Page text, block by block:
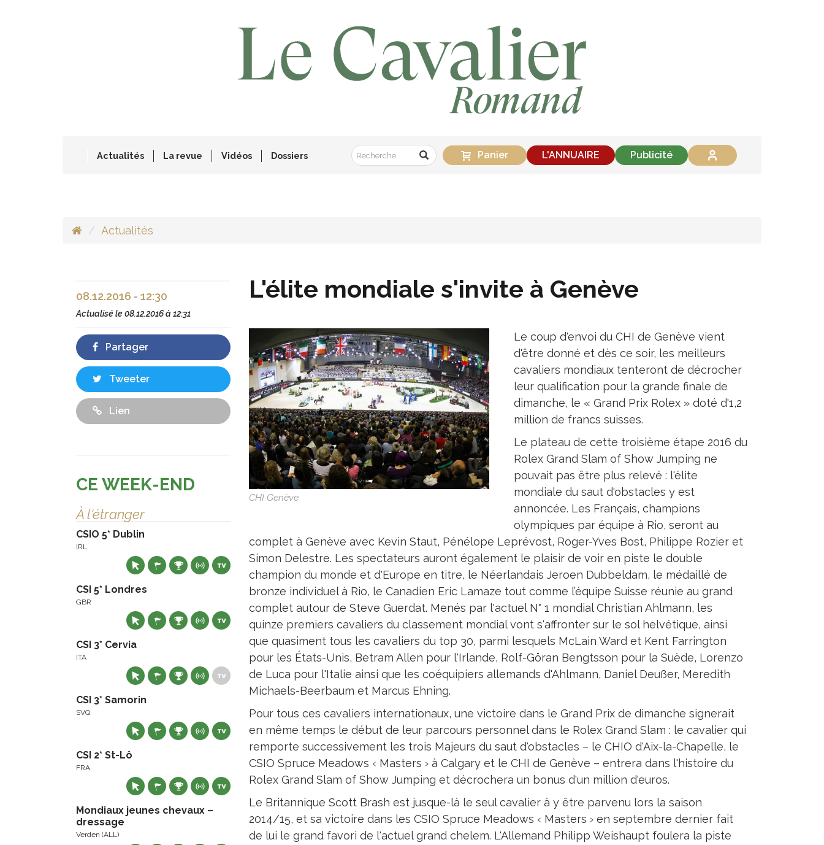
Actualités La revue Vidéos Dossiers Panier L'ANNUAIRE Publicité
Actualités
L'élite mondiale s'invite à Genève
CHI Genève
Le coup d'envoi du CHI de Genève vient
d'être donné et dès ce soir, les meilleurs
cavaliers mondiaux tenteront de décrocher
leur qualification pour la grande finale de
dimanche, le « Grand Prix Rolex » doté d'1,2
million de francs suisses.
Le plateau de cette troisième étape 2016 du
Rolex Grand Slam of Show Jumping ne
pouvait pas être plus relevé : l'élite
mondiale du saut d'obstacles y est
annoncée. Les Français, champions
olympiques par équipe à Rio, seront au
complet à Genève avec Kevin Staut, Pénélope Leprévost, Roger-Yves Bost, Philippe Rozier et
Simon Delestre. Les spectateurs auront également le plaisir de voir en piste le double
champion du monde et d'Europe en titre, le Néerlandais Jeroen Dubbeldam, le médaillé de
bronze individuel à Rio, le Canadien Eric Lamaze tout comme l’équipe Suisse réunie au grand
complet autour de Steve Guerdat. Menés par l'actuel N° 1 mondial Christian Ahlmann, les
quinze premiers cavaliers du classement mondial vont s'affronter sur le sol helvétique, ainsi
que quasiment tous les cavaliers du top 30, parmi lesquels McLain Ward et Kent Farrington
pour les États-Unis, Betram Allen pour l'Irlande, Rolf-Göran Bengtsson pour la Suède, Lorenzo
de Luca pour l'Italie ainsi que les coéquipiers allemands d'Ahlmann, Daniel Deußer, Meredith
Michaels-Beerbaum et Marcus Ehning.
Pour tous ces cavaliers internationaux, une victoire dans le Grand Prix de dimanche signerait
en même temps le début de leur parcours personnel dans le Rolex Grand Slam : le cavalier qui
remporte successivement les trois Majeurs du saut d'obstacles – le CHIO d'Aix-la-Chapelle, le
CSIO Spruce Meadows ‹ Masters › à Calgary et le CHI de Genève – entrera dans l'histoire du
Rolex Grand Slam of Show Jumping et décrochera un bonus d'un million d'euros.
Le Britannique Scott Brash est jusque-là le seul cavalier à y être parvenu lors la saison
2014/15, et sa victoire dans les CSIO Spruce Meadows ‹ Masters › en septembre dernier fait
de lui le grand favori de l'actuel grand chelem. L'Allemand Philipp Weishaupt foulera la piste
08.12.2016 - 12:30
Actualisé le08.12.2016 à 12:31
Partager
Tweeter
Lien
CE WEEK-END
À l'étranger
CSIO 5* Dublin
IRL
CSI 5* Londres
GBR
CSI 3* Cervia
ITA
CSI 3* Samorin
SVQ
CSI 2* St-Lô
FRA
Mondiaux jeunes chevaux –
dressage
Verden (ALL)